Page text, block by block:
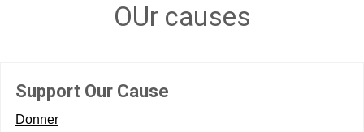
OUr causes
Support Our Cause
Donner